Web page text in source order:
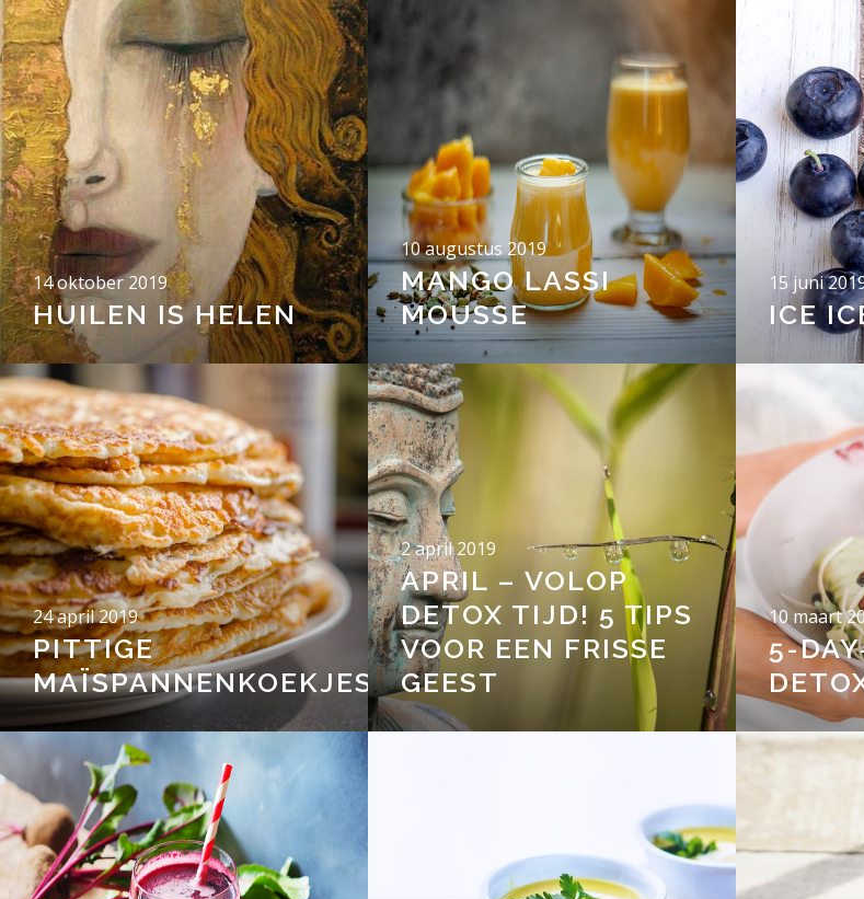
14 oktober 2019
HUILEN IS HELEN
10 augustus 2019
MANGO LASSI
MOUSSE
15 juni
ICE
24 april 2019
PITTIGE
MAÏSPANNENKOEKJES
2 april 2019
APRIL – VOLOP
DETOX TIJD! 5 TIPS
VOOR EEN FRISSE
GEEST
10 maart
5-